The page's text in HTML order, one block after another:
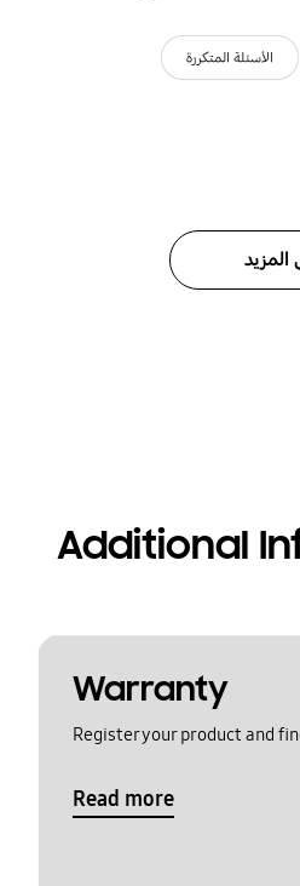
الأسئلة المتكررة
Additional
Warranty
Register your product and
Read more